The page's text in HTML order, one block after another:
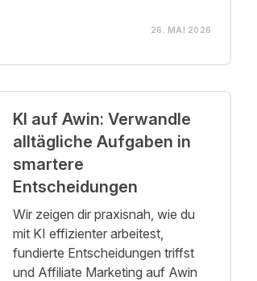
26. MAI 2026
KI auf Awin: Verwandle
alltägliche Aufgaben in
smartere
Entscheidungen
Wir zeigen dir praxisnah, wie du
mit KI effizienter arbeitest,
fundierte Entscheidungen triffst
und Affiliate Marketing auf Awin